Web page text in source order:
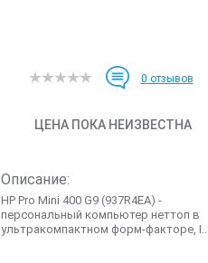
0 отзывов
ЦЕНА ПОКА НЕИЗВЕСТНА
Описание:
HP Pro Mini 400 G9 (937R4EA) -
персональный компьютер неттоп в
ультракомпактном форм-факторе, I...